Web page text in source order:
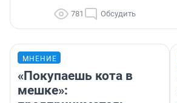
781 Обсудить
МНЕНИЕ
«Покупаешь кота в
мешке»: